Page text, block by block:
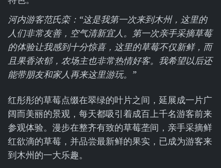
河内游客范氏栾：“这是我第一次来到木州，这里的
人们非常友善，空气清新宜人。第一次亲手采摘草莓
的体验让我感到十分惊喜，这里的草莓不仅新鲜，而
且果香浓郁，农场主也非常热情好客。我希望以后还
能带朋友和家人再来这里游玩。”
红彤彤的草莓点缀在翠绿的叶片之间，延展成一片广
阔而美丽的景观，每天都吸引着成百上千名游客前来
参观体验。漫步在整齐有致的草莓垄间，亲手采摘鲜
红欲滴的草莓，并品尝最新鲜的果实，已成为游客来
到木州的一大乐趣。